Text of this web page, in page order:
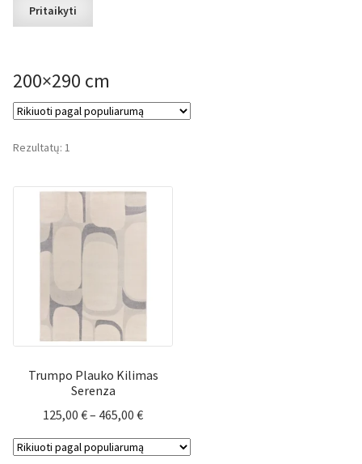
200×290 cm
Rezultatų: 1
Trumpo Plauko Kilimas
Serenza
125,00 €– 465,00 €Price
range:
125,00 €
Pritaikyti